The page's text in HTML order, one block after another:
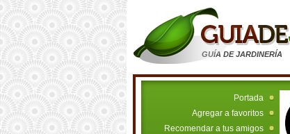
GUÍA DE JARDINERÍA
Portada
Agregar a favoritos
Recomendar a tus amigos